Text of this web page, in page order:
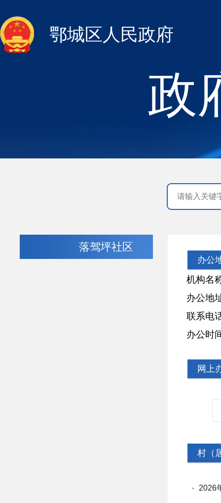
政
鄂城区人民政府
落驾坪社区
办公
机构名称:
办公地
联系电话:
办公时间:
网上
村（
2026